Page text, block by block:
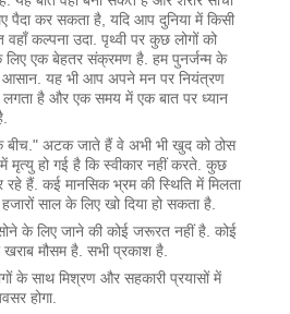
पैदा कर सकता है, यदि आप दुनिया में किसी
कल्पना उदा. पृथ्वी पर कुछ लोगों को
लिए एक बेहतर संक्रमण है. हम पुनर्जन्म के
आसान. यह भी आप अपने मन पर नियंत्रण
है और एक समय में एक बात पर ध्यान
बीच." अटक जाते हैं वे अभी भी खुद को ठोस
मृत्यु हो गई है कि स्वीकार नहीं करते. कुछ
हैं. कई मानसिक भ्रम की स्थिति में मिलता
साल के लिए खो दिया हो सकता है.
के लिए जाने की कोई जरूरत नहीं है. कोई
खराब मौसम है. सभी प्रकाश है.
के साथ मिश्रण और सहकारी प्रयासों में
होगा.